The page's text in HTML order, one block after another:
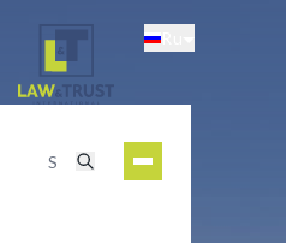
основному
содержанию